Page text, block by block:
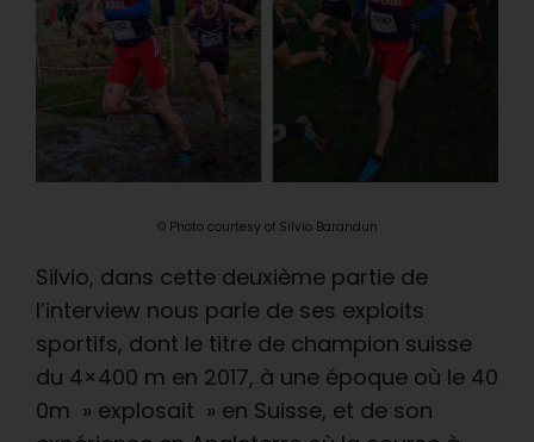
© Photo courtesy of Silvio Barandun
Silvio, dans cette deuxième partie de
l’interview nous parle de ses exploits
sportifs, dont le titre de champion suisse
du 4×400 m en 2017, à une époque où le 40
0m » explosait » en Suisse, et de son